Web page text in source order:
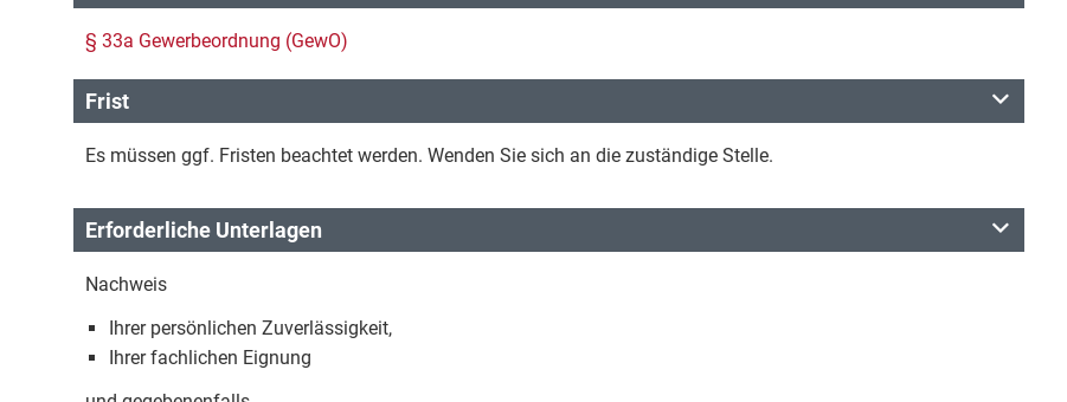
§ 33a Gewerbeordnung (GewO)
Frist
Es müssen ggf. Fristen beachtet werden. Wenden Sie sich an die zuständige Stelle.
Erforderliche Unterlagen
Nachweis
Ihrer persönlichen Zuverlässigkeit,
Ihrer fachlichen Eignung